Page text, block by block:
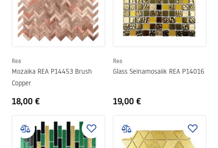
Rea
Mozaika REA P14453 Brush
Copper
18,00 €
Rea
Glass Seinamosaiik REA P14016
19,00 €